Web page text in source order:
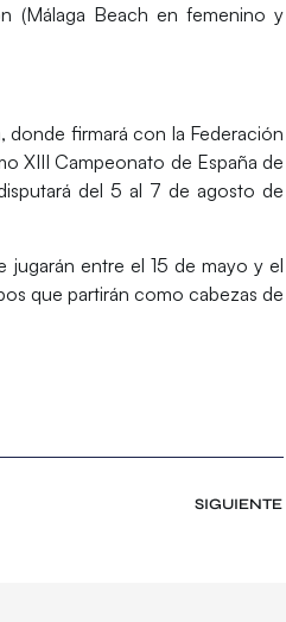
(Málaga Beach en femenino y
donde firmará con la Federación
XIII Campeonato de España de
del 5 al 7 de agosto de
jugarán entre el 15 de mayo y el
que partirán como cabezas de
SIGUIENTE